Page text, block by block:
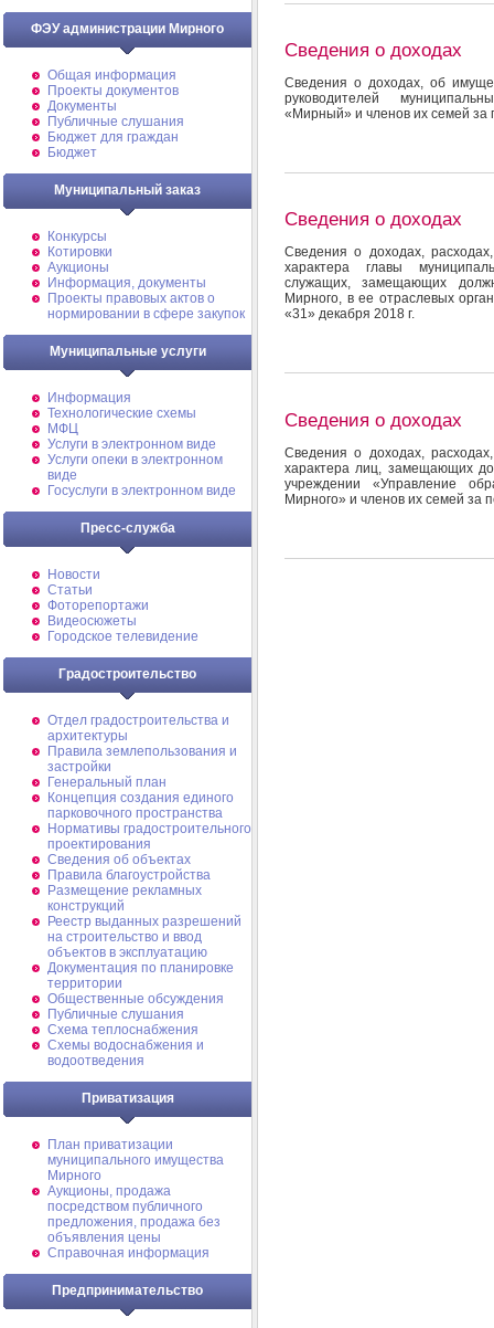
ФЭУ администрации Мирного
Общая информация
Проекты документов
Документы
Публичные слушания
Бюджет для граждан
Бюджет
Муниципальный заказ
Конкурсы
Котировки
Аукционы
Информация, документы
Проекты правовых актов о
нормировании в сфере закупок
Муниципальные услуги
Информация
Технологические схемы
МФЦ
Услуги в электронном виде
Услуги опеки в электронном
виде
Госуслуги в электронном виде
Пресс-служба
Новости
Статьи
Фоторепортажи
Видеосюжеты
Городское телевидение
Градостроительство
Отдел градостроительства и
архитектуры
Правила землепользования и
застройки
Генеральный план
Концепция создания единого
парковочного пространства
Нормативы градостроительного
проектирования
Сведения об объектах
Правила благоустройства
Размещение рекламных
конструкций
Реестр выданных разрешений
на строительство и ввод
объектов в эксплуатацию
Документация по планировке
территории
Общественные обсуждения
Публичные слушания
Схема теплоснабжения
Схемы водоснабжения и
водоотведения
Приватизация
План приватизации
муниципального имущества
Мирного
Аукционы, продажа
посредством публичного
предложения, продажа без
объявления цены
Справочная информация
Предпринимательство
Сведения о доходах
Сведения о доходах, об
руководителей
«Мирный» и членов их семей за
Сведения о доходах
Сведения о доходах,
характера главы
служащих, замещающих
Мирного, в ее отраслевых
«31» декабря 2018 г.
Сведения о доходах
Сведения о доходах,
характера лиц, замещающих
учреждении «Управление
Мирного» и членов их семей за